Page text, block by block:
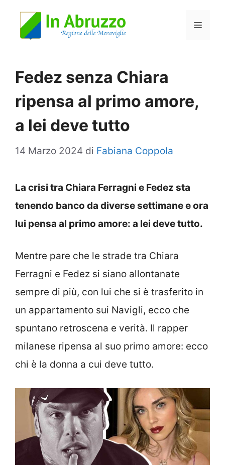
Menu
Fedez senza Chiara
ripensa al primo amore,
a lei deve tutto
14 Marzo 2024 di Fabiana Coppola
La crisi tra Chiara Ferragni e Fedez sta
tenendo banco da diverse settimane e ora
lui pensa al primo amore: a lei deve tutto.
Mentre pare che le strade tra Chiara
Ferragni e Fedez si siano allontanate
sempre di più, con lui che si è trasferito in
un appartamento sui Navigli, ecco che
spuntano retroscena e verità. Il rapper
milanese ripensa al suo primo amore: ecco
chi è la donna a cui deve tutto.